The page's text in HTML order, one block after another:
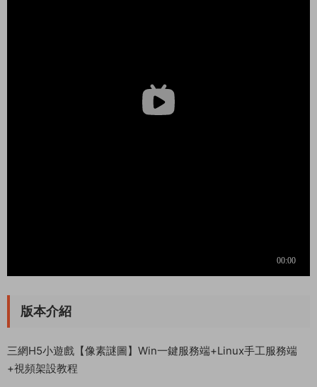
版本介紹
三網H5小遊戲【像素謎圖】Win一鍵服務端+Linux手工服務端
+視頻架設教程